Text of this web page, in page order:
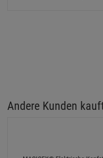
Andere Kunden